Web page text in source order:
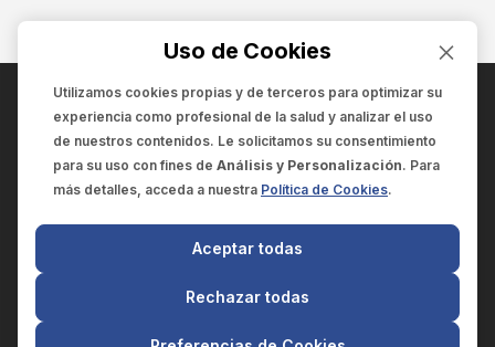
ENCUÉNTRANOS EN:
SCIENCELINK
SCILINK COMUNICACIÓN CIENTÍFICA SC
El contenido y la información de este sitio web es exclusivo
para profesionales de la salud.
Uso de Cookies
Utilizamos cookies propias y de terceros para optimizar su
experiencia como profesional de la salud y analizar el uso
de nuestros contenidos. Le solicitamos su consentimiento
para su uso con fines de Análisis y Personalización. Para
más detalles, acceda a nuestra Política de Cookies.
Rechazar todas
Aceptar todas